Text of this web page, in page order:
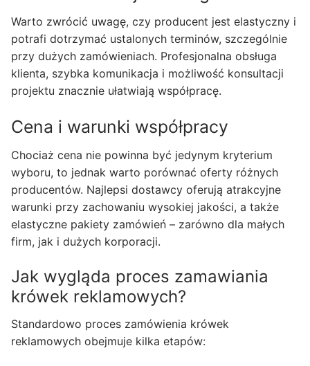
Warto zwrócić uwagę, czy producent jest elastyczny i
potrafi dotrzymać ustalonych terminów, szczególnie
przy dużych zamówieniach. Profesjonalna obsługa
klienta, szybka komunikacja i możliwość konsultacji
projektu znacznie ułatwiają współpracę.
Cena i warunki współpracy
Chociaż cena nie powinna być jedynym kryterium
wyboru, to jednak warto porównać oferty różnych
producentów. Najlepsi dostawcy oferują atrakcyjne
warunki przy zachowaniu wysokiej jakości, a także
elastyczne pakiety zamówień – zarówno dla małych
firm, jak i dużych korporacji.
Jak wygląda proces zamawiania
krówek reklamowych?
Standardowo proces zamówienia krówek
reklamowych obejmuje kilka etapów: